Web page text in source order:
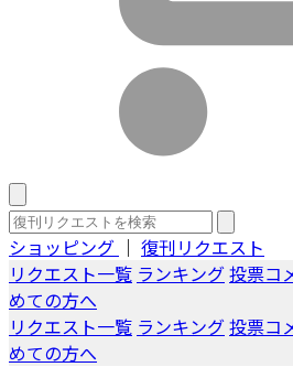
ショッピング ｜ 復刊リクエスト
リクエスト一覧 ランキング投票コ
めての方へ
リクエスト一覧 ランキング投票コ
めての方へ